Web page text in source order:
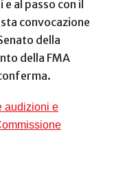
al passo con il
convocazione
della
della FMA
audizioni e